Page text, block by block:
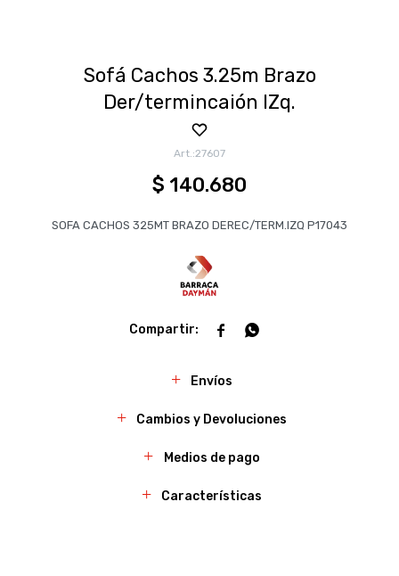
Sofá Cachos 3.25m Brazo
Der/termincaión IZq.
27607
$ 140.680
SOFA CACHOS 325MT BRAZO DEREC/TERM.IZQ P17043
 
Envíos
Cambios y Devoluciones
Medios de pago
Características